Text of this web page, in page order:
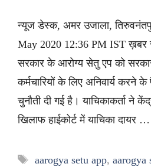
न्यूज डेस्क, अमर उजाला,
May 2020 12:36 PM IST
सरकार के आरोग्य सेतु एप को
कर्मचारियों के लिए अनिवार्य करने
चुनौती दी गई है। याचिकाकर्ता
खिलाफ हाईकोर्ट में याचिका दायर …
Tags
aarogya setu app, aarogya